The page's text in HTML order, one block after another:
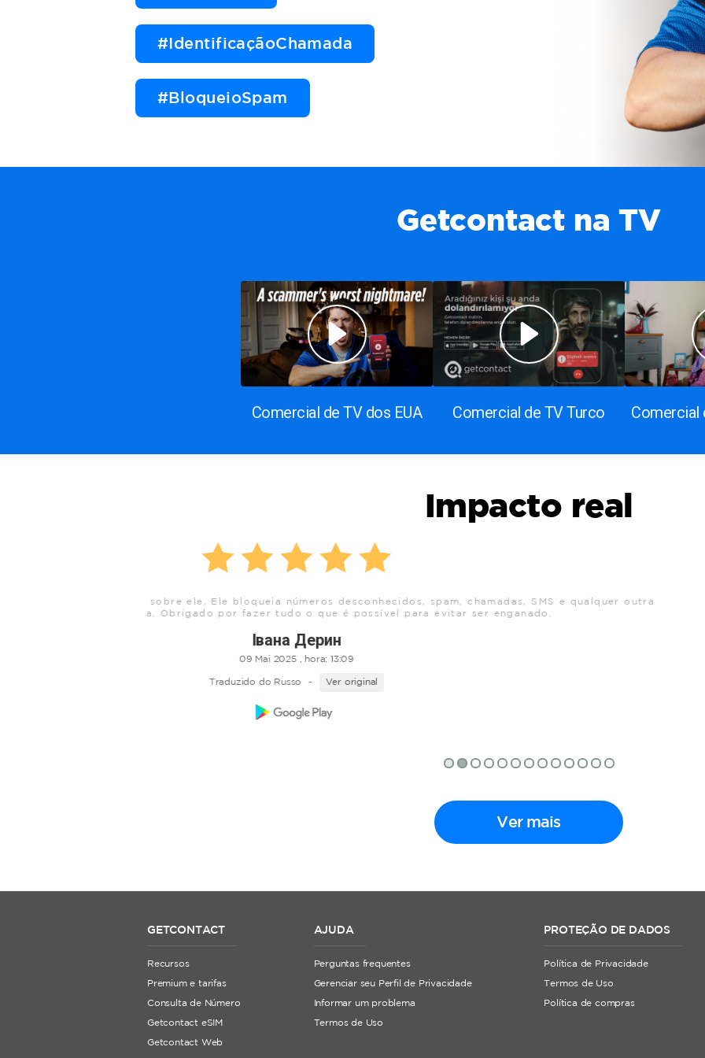
#IdentificaçãoChamada
#BloqueioSpam
Getcontact na TV
Comercial de TV dos EUA Comercial de TV Turco Comercial
Impacto real
Obrigado, um ótimo aplicativo! Ele permite que você identifique com quem não deve se
e spams. Meus parabéns aos desenvolvedores e aos usuários
Ver mais
GETCONTACT
Recursos
Premium e tarifas
Consulta de Número
Getcontact eSIM
Getcontact Web
AJUDA
Perguntas frequentes
Gerenciar seu Perfil de Privacidade
Informar um problema
Termos de Uso
PROTEÇÃO DE DADOS
Política de Privacidade
Termos de Uso
Política de compras